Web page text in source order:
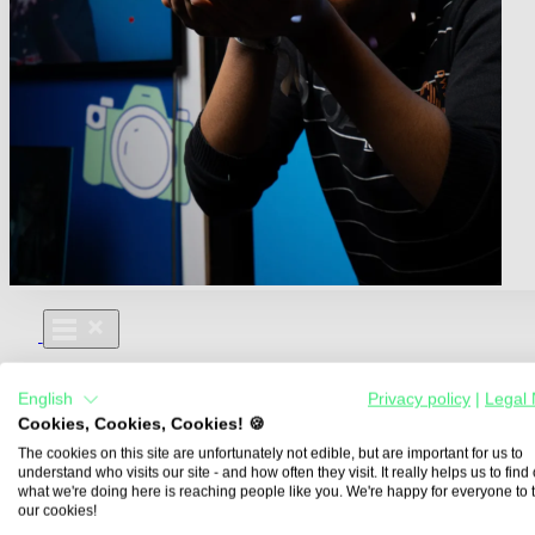
Aus- und Weiterbildungen
Für Lehre & Ausbildung
Media For You
Über Uns
English Privacy policy
Legal
Cookies, Cookies, Cookies! 🍪
The cookies on this site are unfortunately not edible, but are important for us to
understand who visits our site - and how often they visit. It really helps us to find
what we're doing here is reaching people like you. We're happy for everyone to
our cookies!